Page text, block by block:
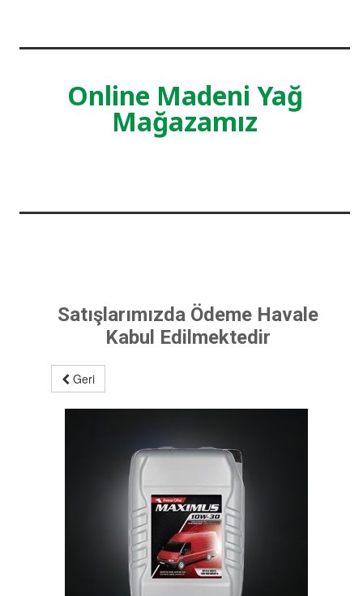
Online Madeni Yağ
Mağazamız
Satışlarımızda Ödeme Havale
Kabul Edilmektedir
Geri